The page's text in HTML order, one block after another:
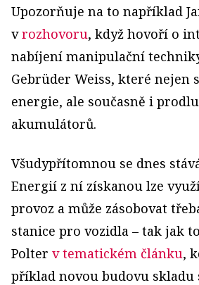
Upozorňuje na to například
vrozhovoru, když hovoří o
nabíjení manipulační
Gebrüder Weiss, které nejen
energie, ale současně i
akumulátorů.
Všudypřítomnou se dnes
Energií z ní získanou lze
provoz a může zásobovat
stanice pro vozidla – tak jak
Polter v tematickém článku,
příklad novou budovu skladu